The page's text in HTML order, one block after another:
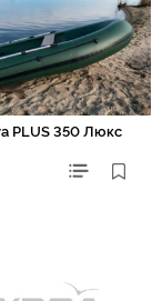
PLUS 350 Люкс